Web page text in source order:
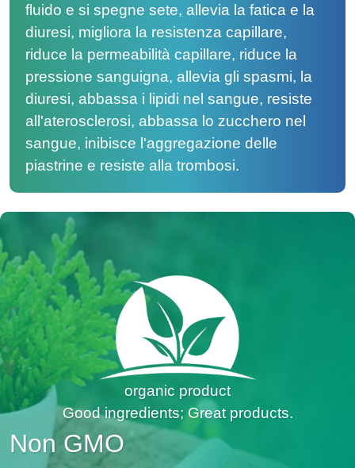
fluido e si spegne sete, allevia la fatica e la
diuresi, migliora la resistenza capillare,
riduce la permeabilità capillare, riduce la
pressione sanguigna, allevia gli spasmi, la
diuresi, abbassa i lipidi nel sangue, resiste
all'aterosclerosi, abbassa lo zucchero nel
sangue, inibisce l'aggregazione delle
piastrine e resiste alla trombosi.
organic product
Good ingredients; Great products.
Non GMO